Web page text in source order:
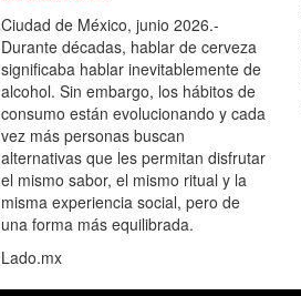
Ciudad de México, junio 2026.-
Durante décadas, hablar de cerveza
significaba hablar inevitablemente de
alcohol. Sin embargo, los hábitos de
consumo están evolucionando y cada
vez más personas buscan
alternativas que les permitan disfrutar
el mismo sabor, el mismo ritual y la
misma experiencia social, pero de
una forma más equilibrada.
Lado.mx